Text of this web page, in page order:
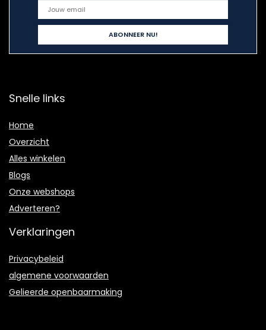
Snelle links
Home
Overzicht
Alles winkelen
Blogs
Onze webshops
Adverteren?
Verklaringen
Privacybeleid
algemene voorwaarden
Gelieerde openbaarmaking